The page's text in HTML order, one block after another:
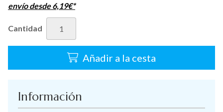
envío desde6,19€*
Cantidad
Añadir a la cesta
Información